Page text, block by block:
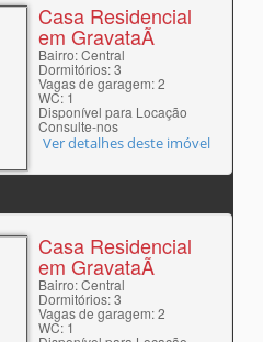
Casa Residencial
em GravataÃ­
Bairro: Central
Dormitórios: 3
Vagas de garagem: 2
WC: 1
Disponível para Locação
Consulte-nos
Ver detalhes deste imóvel
Casa Residencial
em GravataÃ­
Bairro: Central
Dormitórios: 3
Vagas de garagem: 2
WC: 1